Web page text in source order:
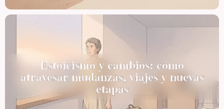
Estoicismo y cambios: cómo
atravesar mudanzas, viajes y nuevas
etapas